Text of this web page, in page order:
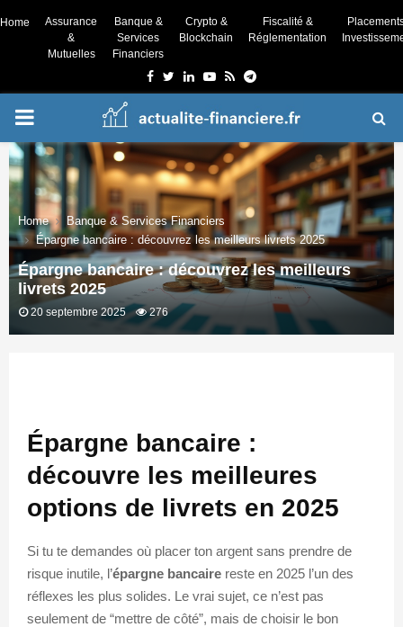
Home
Assurance
&
Mutuelles
Banque &
Services
Financiers
Crypto &
Blockchain
Fiscalité &
Réglementation
Facebook
Twitter
LinkedinYoutube
RssTelegram
PRIMARY
MENU
Home
Banque & Services Financiers
Épargne bancaire : découvrez les meilleurs livrets 2025
Épargne bancaire : découvrez les meilleurs
livrets 2025
20 septembre 2025 276
Épargne bancaire :
découvre les meilleures
options de livrets en 2025
Si tu te demandes où placer ton argent sans prendre de
risque inutile, l’épargne bancaire reste en 2025 l’un des
réflexes les plus solides. Le vrai sujet, ce n’est pas
seulement de “mettre de côté”, mais de choisir le bon